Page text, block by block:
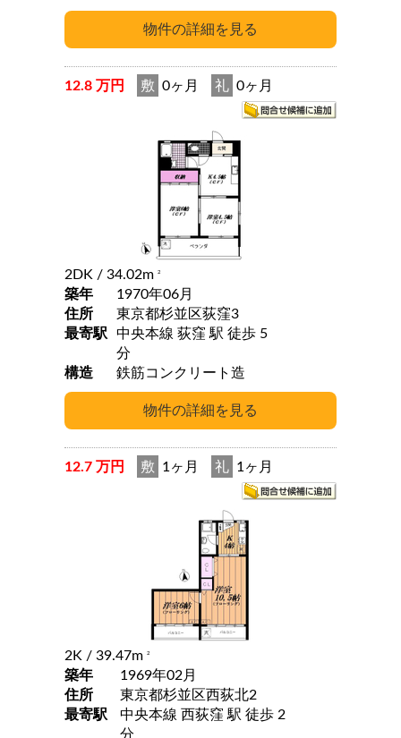
12.8 万円 敷 0ヶ月 礼 0ヶ月
2DK / 34.02m 2
築年
1970年06月
住所
東京都杉並区荻窪3
最寄駅
中央本線 荻窪 駅 徒歩 5
分
構造
鉄筋コンクリート造
12.7 万円 敷 1ヶ月 礼 1ヶ月
2K / 39.47m 2
築年
1969年02月
住所
東京都杉並区西荻北2
最寄駅
中央本線 西荻窪 駅 徒歩 2
分